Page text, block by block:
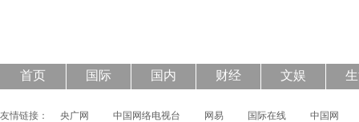
首页 国际 国内 财经 文娱
友情链接： 央广网 中国网络电视台 网易 国际在线 中国网